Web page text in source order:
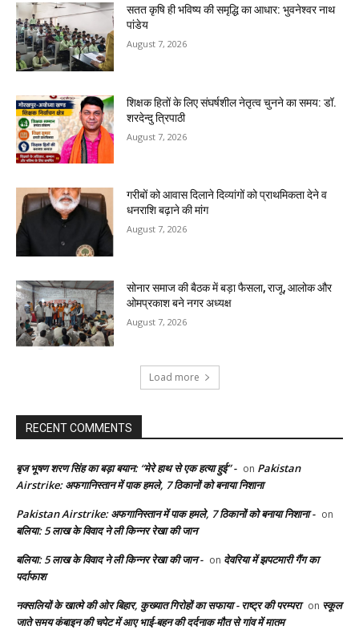
सतत कृषि ही भविष्य की समृद्धि का आधार: भुवनेश्वर नाथ
पांडेय
August 7, 2026
शिक्षक हितों के लिए संघर्षशील नेतृत्व चुनने का समय: डॉ.
शरदेन्दु त्रिपाठी
August 7, 2026
गरीबों को आवास दिलाने दिव्यांगों को प्राथमिकता देने व
धनराशि बढ़ाने की मांग
August 7, 2026
सोनार समाज की बैठक में बड़ा फैसला, राजू, आलोक और
ओमप्रकाश बने नगर अध्यक्ष
August 7, 2026
Load more
RECENT COMMENTS
बृज भूषण शरण सिंह का बड़ा बयान: “मेरे हाथ से एक हत्या हुई” - on Pakistan
Airstrike: अफगानिस्तान में पाक हमले, 7 ठिकानों को बनाया निशाना
Pakistan Airstrike: अफगानिस्तान में पाक हमले, 7 ठिकानों को बनाया निशाना - on
बलिया: 5 लाख के विवाद ने ली किन्नर रेखा की जान
बलिया: 5 लाख के विवाद ने ली किन्नर रेखा की जान - on देवरिया में झपटमारी गैंग का
पर्दाफाश
नक्सलियों के खात्मे की ओर बिहार, कुख्यात गिरोहों का सफाया - राष्ट्र की परम्परा on स्कूल
जाते समय कंबाइन की चपेट में आए भाई-बहन की दर्दनाक मौत से गांव में मातम